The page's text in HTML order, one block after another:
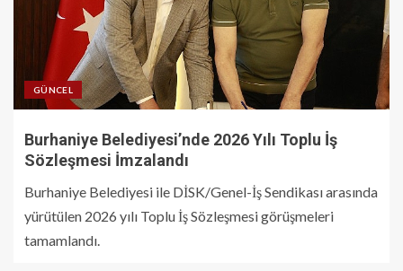
GÜNCEL
Burhaniye Belediyesi’nde 2026 Yılı Toplu İş
Sözleşmesi İmzalandı
Burhaniye Belediyesi ile DİSK/Genel-İş Sendikası arasında
yürütülen 2026 yılı Toplu İş Sözleşmesi görüşmeleri
tamamlandı.